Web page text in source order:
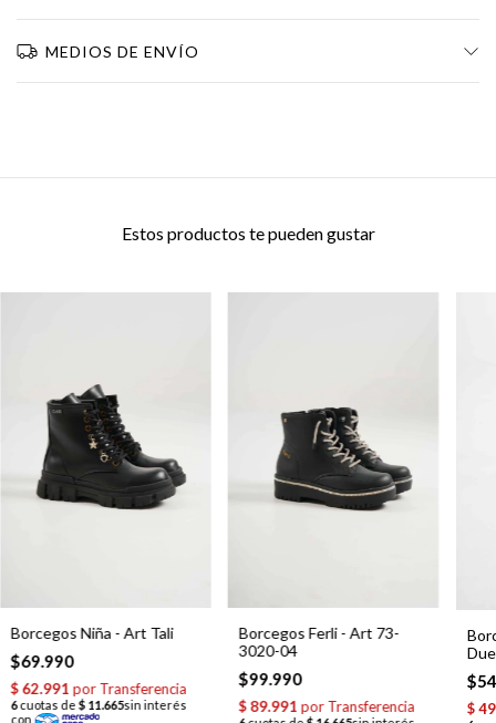
MEDIOS DE ENVÍO
Estos productos te pueden gustar
Borcegos Niña - Art Tali
$69.990
Borcegos Ferli - Art 73-
3020-04
$99.990